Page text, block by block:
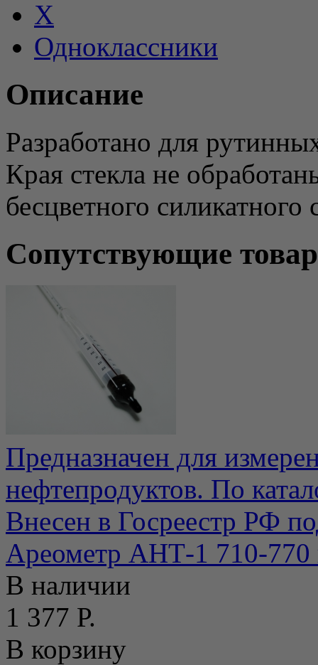
X
Одноклассники
Описание
Разработано для
Края стекла не
бесцветного силикатного
Сопутствующие
Предназначен для
нефтепродуктов. По
Внесен в Госреестр РФ
Ареометр АНТ-1 710-770
В наличии
1 377 Р.
В корзину